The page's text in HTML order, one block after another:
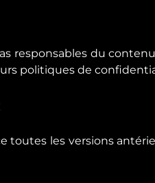
responsables du
politiques de
les versions